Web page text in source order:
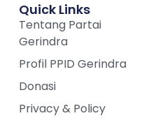
Quick Links
Tentang Partai
Gerindra
Profil PPID Gerindra
Donasi
Privacy & Policy